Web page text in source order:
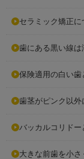
セラミック矯正に
歯にある黒い線は
保険適用の白い歯
歯茎がピンク以外
バッカルコリドー
大きな前歯を小さ